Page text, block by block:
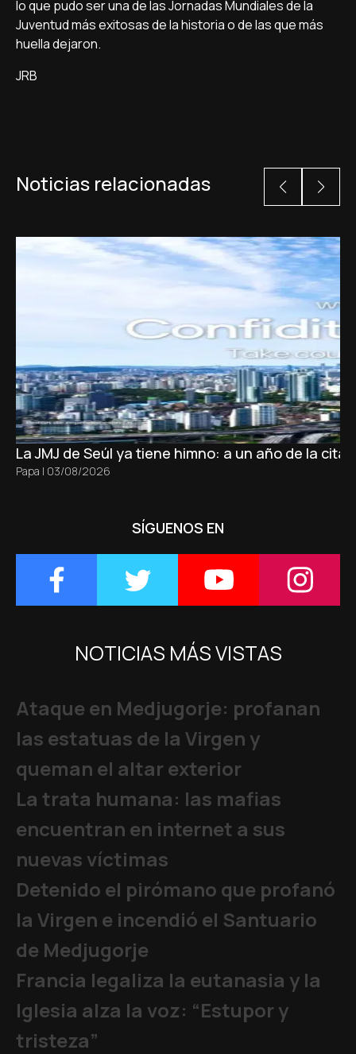
lo que pudo ser una de las Jornadas Mundiales de la
Juventud más exitosas de la historia o de las que más
huella dejaron.
JRB
Noticias relacionadas
La JMJ de Seúl ya tiene himno: a un año de la
Papa | 03/08/2026
SÍGUENOS EN
NOTICIAS MÁS VISTAS
Ataque en Medjugorje: profanan
las estatuas de la Virgen y
queman el altar exterior
La trata humana: las mafias
encuentran en internet a sus
nuevas víctimas
Detenido el pirómano que profanó
la Virgen e incendió el Santuario
de Medjugorje
Francia legaliza la eutanasia y la
Iglesia alza la voz: “Estupor y
tristeza”